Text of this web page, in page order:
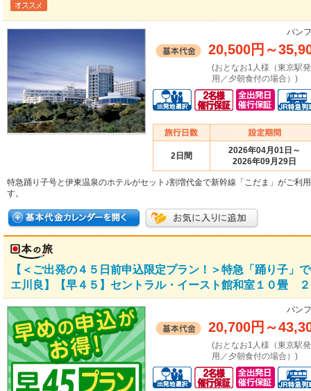
パン
20,500円 ～
(おとなお1人様（東京駅
用／夕朝食付の場合）)
2日間
2026年04月01日～
2026年09月29日
特急踊り子号と伊東温泉のホテルがセット♪割増代金で新幹線「こだま」がご利
す。
【＜ご出発の４５日前申込限定プラン！＞特急「踊り子」
エ川良】【早４５】セントラル・イースト館和室１０畳
パン
20,700円 ～
(おとなお1人様（東京駅
用／夕朝食付の場合）)